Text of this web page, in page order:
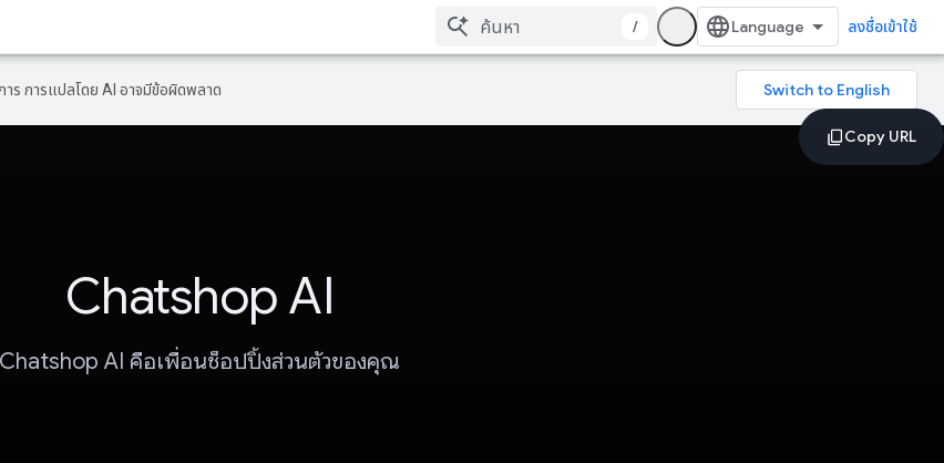
/ ลงชื่อเข้าใช้
ร การแปลโดย AI อาจมีข้อผิดพลาด
Chatshop AI
Chatshop AI คือเพื่อนช็อปปิ้งส่วนตัวของคุณ